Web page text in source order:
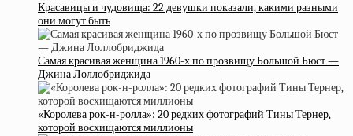
Красавицы и чудовища: 22 девушки показали, какими разными
они могут быть
Самая красивая женщина 1960-х по прозвищу Большой Бюст —
Джина Лоллобриджида
«Королева рок-н-ролла»: 20 редких фотографий Тины Тернер,
которой восхищаются миллионы